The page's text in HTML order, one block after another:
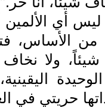
أي الألمين
من الأساس،
شيئاً، ولا
حريتي في